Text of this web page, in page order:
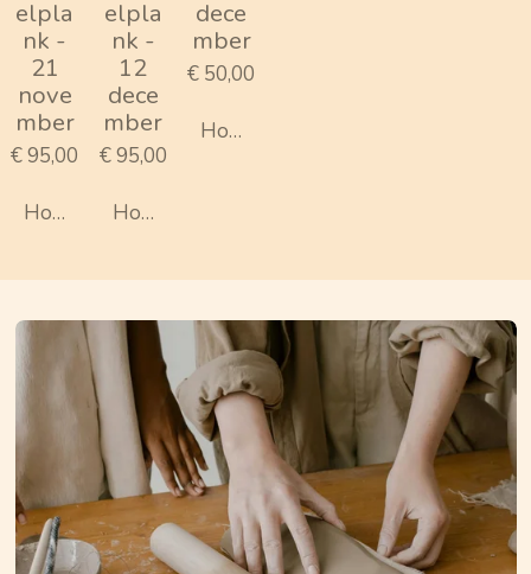
elpla
nk -
21
nove
mber
€ 95,00
Houd mij op de hoogte
elpla
nk -
12
dece
mber
€ 95,00
Houd mij op de hoogte
dece
mber
€ 50,00
Houd mij op de hoogte